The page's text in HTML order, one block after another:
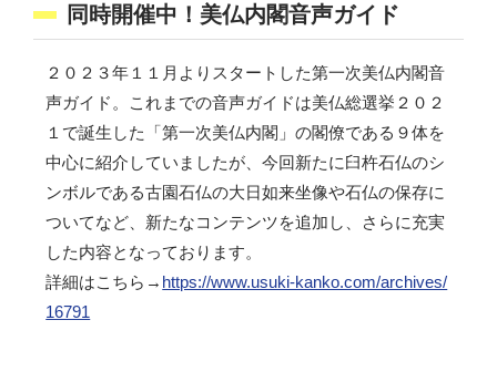
同時開催中！美仏内閣音声ガイド
２０２３年１１月よりスタートした第一次美仏内閣音
声ガイド。これまでの音声ガイドは美仏総選挙２０２
１で誕生した「第一次美仏内閣」の閣僚である９体を
中心に紹介していましたが、今回新たに臼杵石仏のシ
ンボルである古園石仏の大日如来坐像や石仏の保存に
ついてなど、新たなコンテンツを追加し、さらに充実
した内容となっております。
詳細はこちら→ https://www.usuki-kanko.com/archives/
16791